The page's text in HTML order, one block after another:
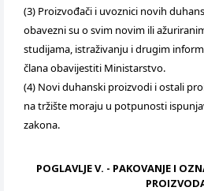
(3) Proizvođači i uvoznici novih
obavezni su o svim novim ili
studijama, istraživanju i drugim
člana obavijestiti Ministarstvo.
(4) Novi duhanski proizvodi i ostali
na tržište moraju u potpunosti
zakona.
POGLAVLJE V. - PAKOVANJE I